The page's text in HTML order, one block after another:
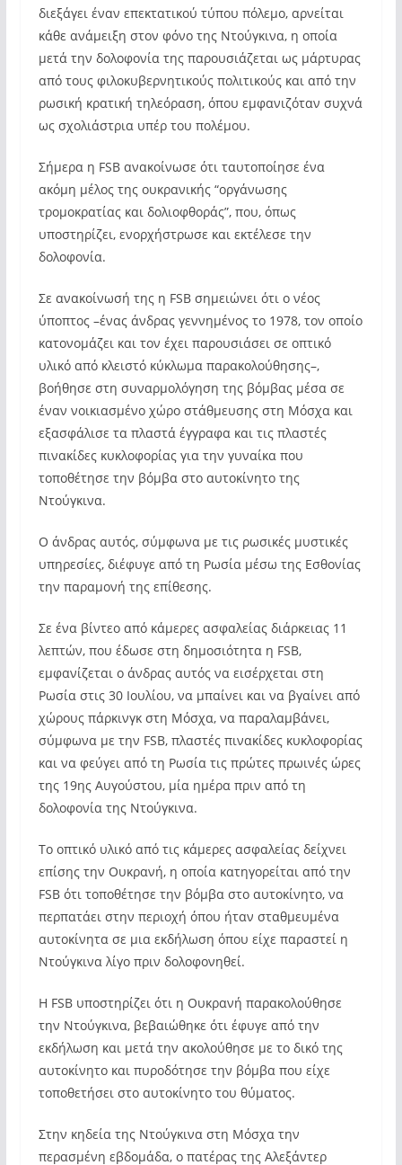
διεξάγει έναν επεκτατικού τύπου πόλεμο, αρνείται
κάθε ανάμειξη στον φόνο της Ντούγκινα, η οποία
μετά την δολοφονία της παρουσιάζεται ως μάρτυρας
από τους φιλοκυβερνητικούς πολιτικούς και από την
ρωσική κρατική τηλεόραση, όπου εμφανιζόταν συχνά
ως σχολιάστρια υπέρ του πολέμου.
Σήμερα η FSB ανακοίνωσε ότι ταυτοποίησε ένα
ακόμη μέλος της ουκρανικής “οργάνωσης
τρομοκρατίας και δολιοφθοράς”, που, όπως
υποστηρίζει, ενορχήστρωσε και εκτέλεσε την
δολοφονία.
Σε ανακοίνωσή της η FSB σημειώνει ότι ο νέος
ύποπτος –ένας άνδρας γεννημένος το 1978, τον οποίο
κατονομάζει και τον έχει παρουσιάσει σε οπτικό
υλικό από κλειστό κύκλωμα παρακολούθησης–,
βοήθησε στη συναρμολόγηση της βόμβας μέσα σε
έναν νοικιασμένο χώρο στάθμευσης στη Μόσχα και
εξασφάλισε τα πλαστά έγγραφα και τις πλαστές
πινακίδες κυκλοφορίας για την γυναίκα που
τοποθέτησε την βόμβα στο αυτοκίνητο της
Ντούγκινα.
Ο άνδρας αυτός, σύμφωνα με τις ρωσικές μυστικές
υπηρεσίες, διέφυγε από τη Ρωσία μέσω της Εσθονίας
την παραμονή της επίθεσης.
Σε ένα βίντεο από κάμερες ασφαλείας διάρκειας 11
λεπτών, που έδωσε στη δημοσιότητα η FSB,
εμφανίζεται ο άνδρας αυτός να εισέρχεται στη
Ρωσία στις 30 Ιουλίου, να μπαίνει και να βγαίνει από
χώρους πάρκινγκ στη Μόσχα, να παραλαμβάνει,
σύμφωνα με την FSB, πλαστές πινακίδες κυκλοφορίας
και να φεύγει από τη Ρωσία τις πρώτες πρωινές ώρες
της 19ης Αυγούστου, μία ημέρα πριν από τη
δολοφονία της Ντούγκινα.
Το οπτικό υλικό από τις κάμερες ασφαλείας δείχνει
επίσης την Ουκρανή, η οποία κατηγορείται από την
FSB ότι τοποθέτησε την βόμβα στο αυτοκίνητο, να
περπατάει στην περιοχή όπου ήταν σταθμευμένα
αυτοκίνητα σε μια εκδήλωση όπου είχε παραστεί η
Ντούγκινα λίγο πριν δολοφονηθεί.
Η FSB υποστηρίζει ότι η Ουκρανή παρακολούθησε
την Ντούγκινα, βεβαιώθηκε ότι έφυγε από την
εκδήλωση και μετά την ακολούθησε με το δικό της
αυτοκίνητο και πυροδότησε την βόμβα που είχε
τοποθετήσει στο αυτοκίνητο του θύματος.
Στην κηδεία της Ντούγκινα στη Μόσχα την
περασμένη εβδομάδα, ο πατέρας της Αλεξάντερ